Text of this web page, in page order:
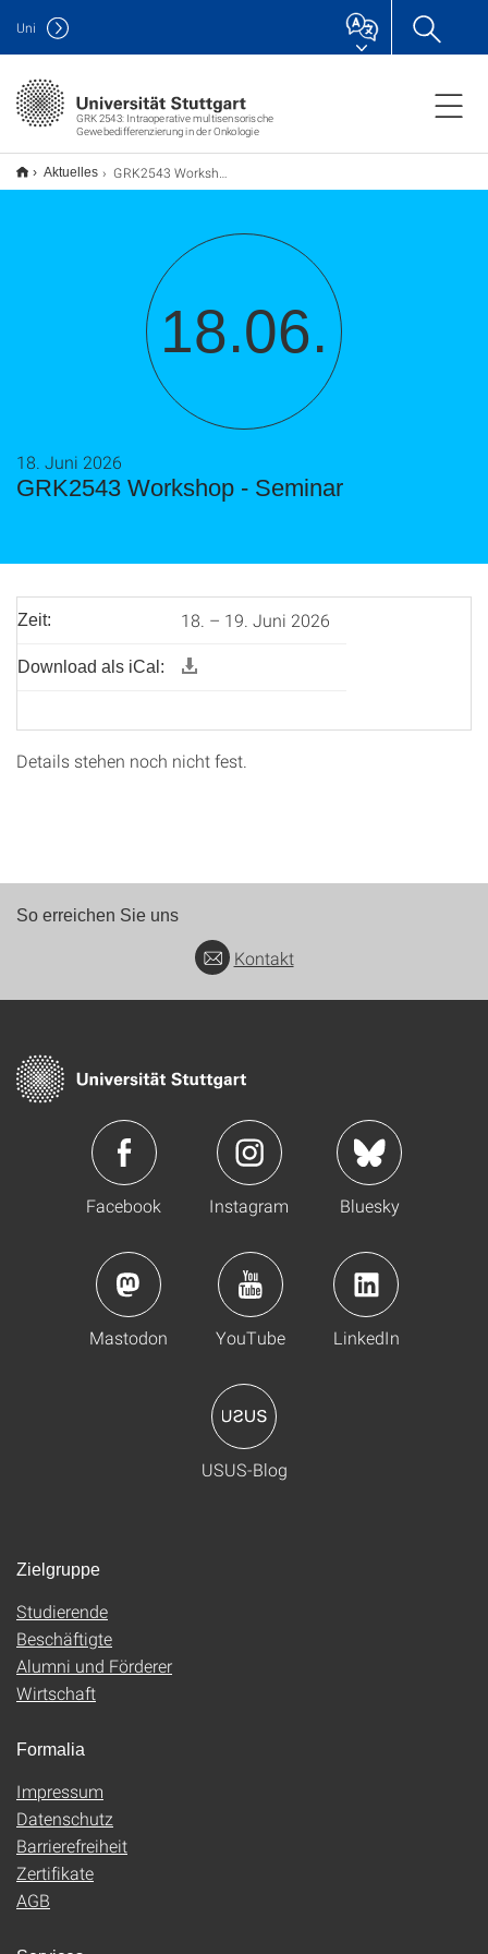
GRK 2543: Intraoperative multisensorische
Gewebedifferenzierung in der Onkologie
Uni
Aktuelles GRK2543 Workshop - Seminar
18.06.
GRK2543 Workshop - Seminar
18. Juni 2026
Zeit: 18. – 19. Juni 2026
Download als iCal:
Details stehen noch nicht fest.
So erreichen Sie uns
Kontakt
Facebook Instagram Bluesky
Mastodon YouTube LinkedIn
USUS-Blog
Zielgruppe
Studierende
Beschäftigte
Alumni und Förderer
Wirtschaft
Formalia
Impressum
Datenschutz
Barrierefreiheit
Zertifikate
AGB